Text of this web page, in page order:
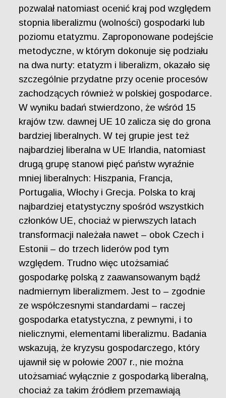
pozwalał natomiast ocenić kraj pod względem
stopnia liberalizmu (wolności) gospodarki lub
poziomu etatyzmu. Zaproponowane podejście
metodyczne, w którym dokonuje się podziału
na dwa nurty: etatyzm i liberalizm, okazało się
szczególnie przydatne przy ocenie procesów
zachodzących również w polskiej gospodarce.
W wyniku badań stwierdzono, że wśród 15
krajów tzw. dawnej UE 10 zalicza się do grona
bardziej liberalnych. W tej grupie jest też
najbardziej liberalna w UE Irlandia, natomiast
drugą grupę stanowi pięć państw wyraźnie
mniej liberalnych: Hiszpania, Francja,
Portugalia, Włochy i Grecja. Polska to kraj
najbardziej etatystyczny spośród wszystkich
członków UE, chociaż w pierwszych latach
transformacji należała nawet – obok Czech i
Estonii – do trzech liderów pod tym
względem. Trudno więc utożsamiać
gospodarkę polską z zaawansowanym bądź
nadmiernym liberalizmem. Jest to – zgodnie
ze współczesnymi standardami – raczej
gospodarka etatystyczna, z pewnymi, i to
nielicznymi, elementami liberalizmu. Badania
wskazują, że kryzysu gospodarczego, który
ujawnił się w połowie 2007 r., nie można
utożsamiać wyłącznie z gospodarką liberalną,
chociaż za takim źródłem przemawiają